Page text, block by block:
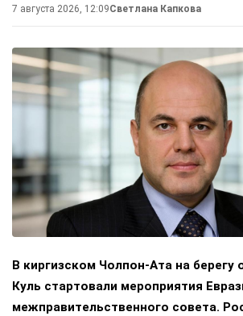
7 августа 2026, 12:09Светлана Капкова
В киргизском Чолпон-Ата на берегу
Куль стартовали мероприятия
межправительственного совета.